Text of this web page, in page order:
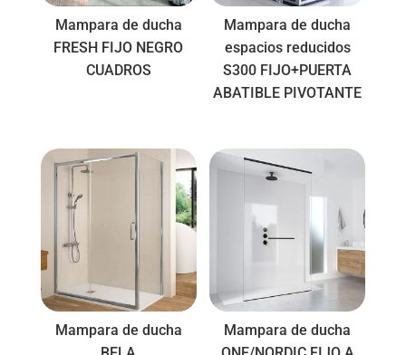
Mampara de ducha
FRESH FIJO NEGRO
CUADROS
Mampara de ducha
espacios reducidos
S300 FIJO+PUERTA
ABATIBLE PIVOTANTE
Mampara de ducha
Mampara de ducha